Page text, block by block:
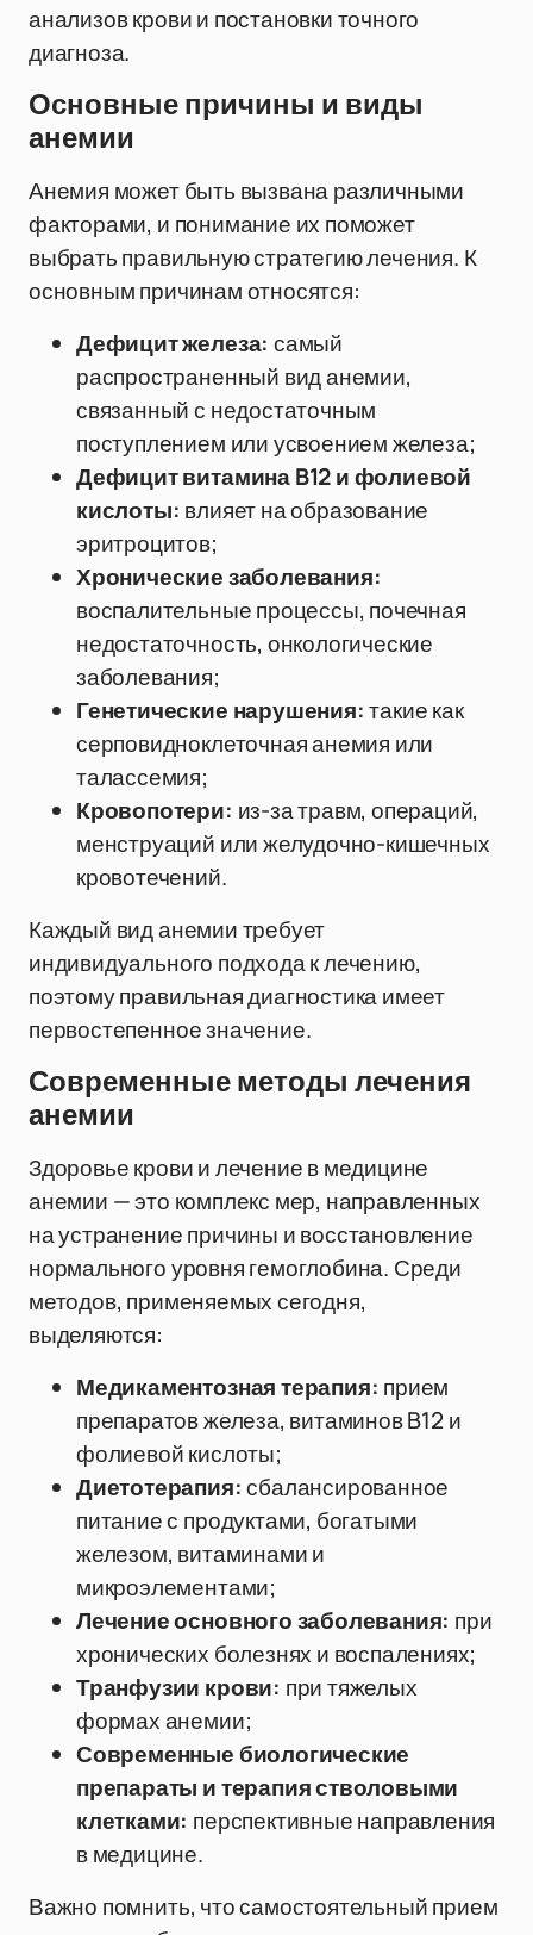
анализов крови и постановки точного
диагноза.
Основные причины и виды
анемии
Анемия может быть вызвана различными
факторами, и понимание их поможет
выбрать правильную стратегию лечения. К
основным причинам относятся:
Дефицит железа: самый
распространенный вид анемии,
связанный с недостаточным
поступлением или усвоением железа;
Дефицит витамина B12 и фолиевой
кислоты: влияет на образование
эритроцитов;
Хронические заболевания:
воспалительные процессы, почечная
недостаточность, онкологические
заболевания;
Генетические нарушения:такие как
серповидноклеточная анемия или
талассемия;
Кровопотери: из-за травм, операций,
менструаций или желудочно-кишечных
кровотечений.
Каждый вид анемии требует
индивидуального подхода к лечению,
поэтому правильная диагностика имеет
первостепенное значение.
Современные методы лечения
анемии
Здоровье крови и лечение в медицине
анемии — это комплекс мер, направленных
на устранение причины и восстановление
нормального уровня гемоглобина. Среди
методов, применяемых сегодня,
выделяются:
Медикаментозная терапия: прием
препаратов железа, витаминов B12 и
фолиевой кислоты;
Диетотерапия:сбалансированное
питание с продуктами, богатыми
железом, витаминами и
микроэлементами;
Лечение основного заболевания: при
хронических болезнях и воспалениях;
Транфузии крови: при тяжелых
формах анемии;
Современные биологические
препараты и терапия стволовыми
клетками: перспективные направления
в медицине.
Важно помнить, что самостоятельный прием